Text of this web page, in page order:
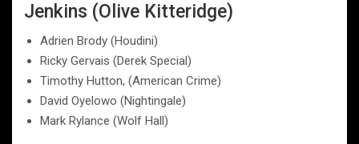
Jenkins (Olive Kitteridge)
Adrien Brody (Houdini)
Ricky Gervais (Derek Special)
Timothy Hutton, (American Crime)
David Oyelowo (Nightingale)
Mark Rylance (Wolf Hall)